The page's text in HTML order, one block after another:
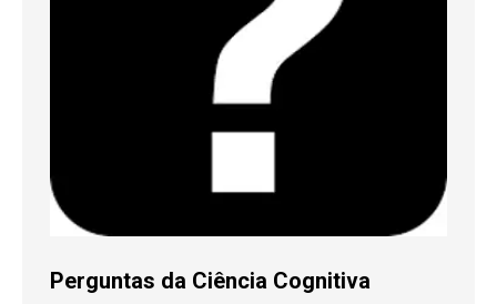
Perguntas da Ciência Cognitiva